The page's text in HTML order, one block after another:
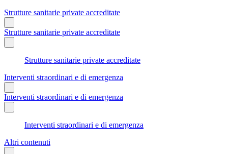
Strutture sanitarie private accreditate
Strutture sanitarie private accreditate
Strutture sanitarie private accreditate
Interventi straordinari e di emergenza
Interventi straordinari e di emergenza
Interventi straordinari e di emergenza
Altri contenuti